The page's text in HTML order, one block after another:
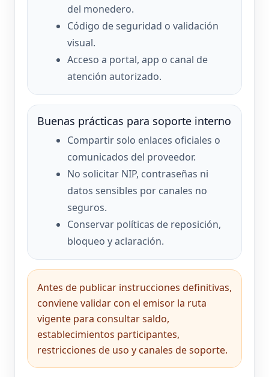
del monedero.
Código de seguridad o validación
visual.
Acceso a portal, app o canal de
atención autorizado.
Buenas prácticas para soporte interno
Compartir solo enlaces oficiales o
comunicados del proveedor.
No solicitar NIP, contraseñas ni
datos sensibles por canales no
seguros.
Conservar políticas de reposición,
bloqueo y aclaración.
Antes de publicar instrucciones definitivas,
conviene validar con el emisor la ruta
vigente para consultar saldo,
establecimientos participantes,
restricciones de uso y canales de soporte.